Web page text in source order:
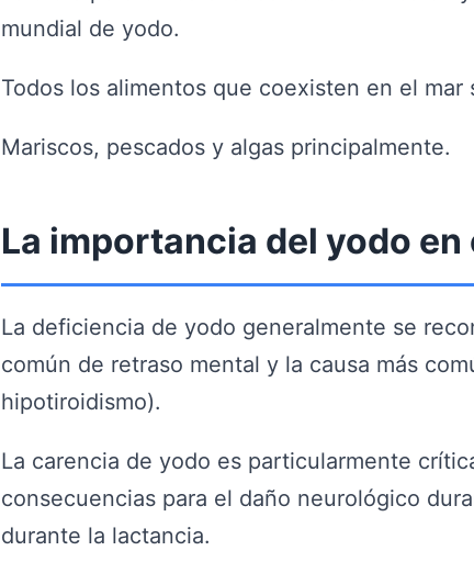
mundial de yodo.
Todos los alimentos que coexisten en el mar
Mariscos, pescados y algas principalmente.
La importancia del yodo en
La deficiencia de yodo generalmente se
común de retraso mental y la causa más
hipotiroidismo).
La carencia de yodo es particularmente
consecuencias para el daño neurológico
durante la lactancia.